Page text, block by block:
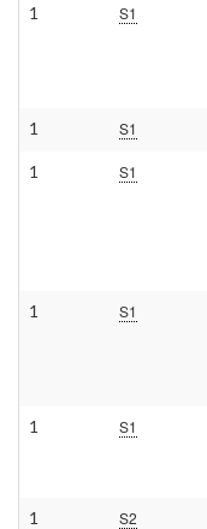
1 S1
1 S1
1 S1
1 S1
1 S1
1 S2